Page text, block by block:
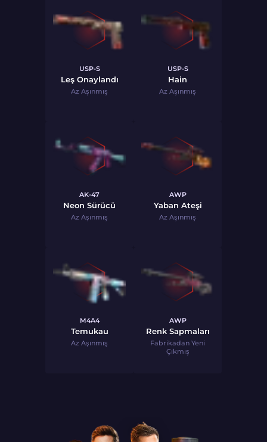
USP-S
Leş Onaylandı
Az Aşınmış
USP-S
Hain
Az Aşınmış
AK-47
Neon Sürücü
Az Aşınmış
AWP
Yaban Ateşi
Az Aşınmış
M4A4
Temukau
Az Aşınmış
AWP
Renk Sapmaları
Fabrikadan Yeni
Çıkmış